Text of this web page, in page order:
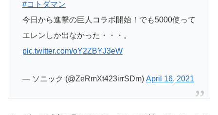
#コトダマン
今日から進撃の巨人コラボ開始！でも5000使って
エレンしか出なかった・・・。
pic.twitter.com/oY2ZBYJ3eW
— ソニック (@ZeRmXt423irrSDm) April 16, 2021